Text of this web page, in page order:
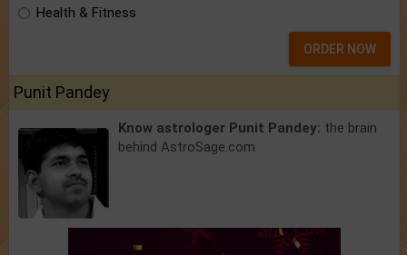
Health & Fitness
ORDER NOW
Punit Pandey
Know astrologer Punit Pandey: the brain
behind AstroSage.com